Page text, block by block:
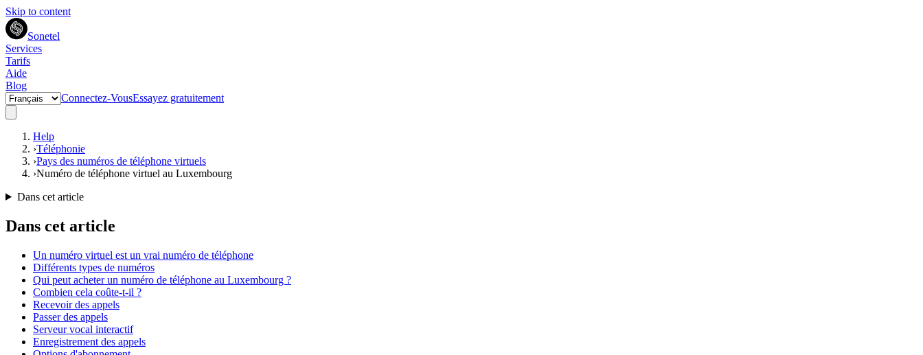
Skip to content
Sonetel
Services
Tarifs
Aide
Blog
Connectez-VousEssayez gratuitement
Help
›Téléphonie
›Pays des numéros de téléphone virtuels
›Numéro de téléphone virtuel au Luxembourg
Dans cet article
Dans cet article
Un numéro virtuel est un vrai numéro de téléphone
Différents types de numéros
Qui peut acheter un numéro de téléphone au Luxembourg ?
Combien cela coûte-t-il ?
Recevoir des appels
Passer des appels
Serveur vocal interactif
Enregistrement des appels